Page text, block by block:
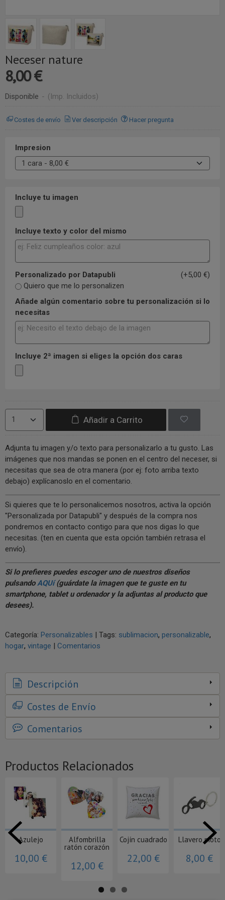
Neceser nature
8,00 €
Disponible - (Imp. Incluidos)
Costes de envío Ver descripción Hacer pregunta
Impresion
Incluye tu imagen
Incluye texto y color del mismo
Personalizado por Datapubli
(+5,00 €)
Quiero que me lo personalizen
Añade algún comentario sobre tu personalización si lo
necesitas
Incluye 2ª imagen si eliges la opción dos caras
Añadir a Carrito
Adjunta tu imagen y/o texto para personalizarlo a tu gusto. Las
imágenes que nos mandas se ponen en el centro del neceser, si
necesitas que sea de otra manera (por ej: foto arriba texto
debajo) explícanoslo en el comentario.
Si quieres que te lo personalicemos nosotros, activa la opción
"Personalizada por Datapubli" y después de la compra nos
pondremos en contacto contigo para que nos digas lo que
necesitas. (ten en cuenta que esta opción también retrasa el
envío).
Si lo prefieres puedes escoger uno de nuestros diseños
pulsandoAQUí(guárdate la imagen que te guste en tu
smartphone, tablet u ordenador y la adjuntas al producto que
desees).
Categoría: Personalizables | Tags: sublimacion personalizable
hogar vintage | Comentarios
Descripción
Costes de Envío
Comentarios
Productos Relacionados
Azulejo
10,00 €
Alfombrilla
ratón corazón
12,00 €
Cojín cuadrado
22,00 €
Llavero moto
8,00 €